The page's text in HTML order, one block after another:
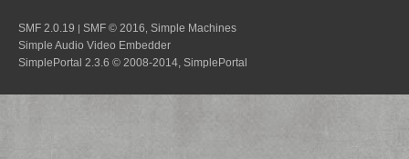
SMF 2.0.19 | SMF © 2016 Simple Machines
Simple Audio Video Embedder
SimplePortal 2.3.6 © 2008-2014, SimplePortal